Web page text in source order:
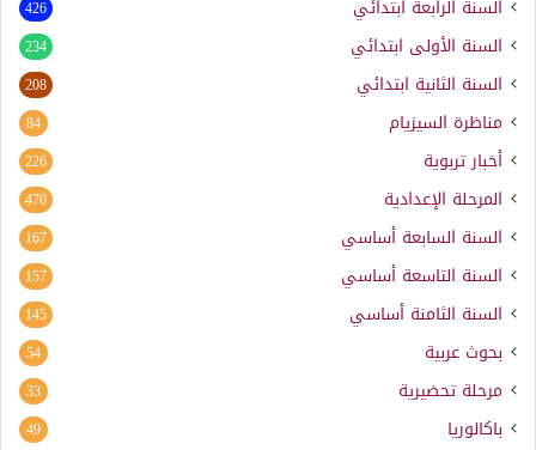
السنة الرابعة ابتدائي 426
السنة الأولى ابتدائي 234
السنة الثانية ابتدائي 208
مناظرة السيزيام 84
أخبار تربوية 226
المرحلة الإعدادية 470
السنة السابعة أساسي 167
السنة التاسعة أساسي 157
السنة الثامنة أساسي 145
بحوث عربية 54
مرحلة تحضيرية 33
باكالوريا 49